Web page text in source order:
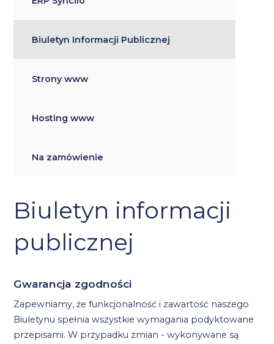
Biuletyn Informacji Publicznej
Strony www
Hosting www
Na zamówienie
Biuletyn informacji
publicznej
Gwarancja zgodności
Zapewniamy, że funkcjonalność i zawartość naszego
Biuletynu spełnia wszystkie wymagania podyktowane
przepisami. W przypadku zmian - wykonywane są